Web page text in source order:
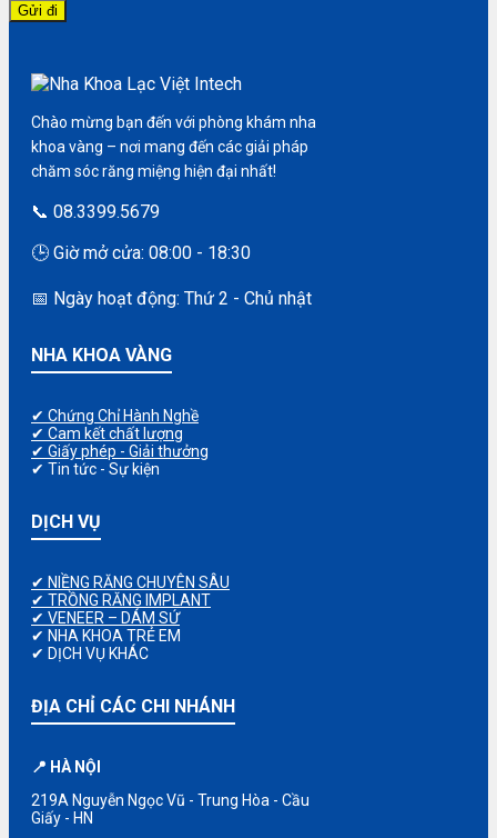
Chào mừng bạn đến với phòng khám nha
khoa vàng – nơi mang đến các giải pháp
chăm sóc răng miệng hiện đại nhất!
📞 08.3399.5679
🕒 Giờ mở cửa: 08:00 - 18:30
📅 Ngày hoạt động: Thứ 2 - Chủ nhật
NHA KHOA VÀNG
✔ Chứng Chỉ Hành Nghề
✔ Cam kết chất lượng
✔ Giấy phép - Giải thưởng
✔ Tin tức - Sự kiện
DỊCH VỤ
✔ NIỀNG RĂNG CHUYÊN SÂU
✔ TRỒNG RĂNG IMPLANT
✔ VENEER – DÁM SỨ
✔ NHA KHOA TRẺ EM
✔ DỊCH VỤ KHÁC
ĐỊA CHỈ CÁC CHI NHÁNH
📍 HÀ NỘI
219A Nguyễn Ngọc Vũ - Trung Hòa - Cầu
Giấy - HN